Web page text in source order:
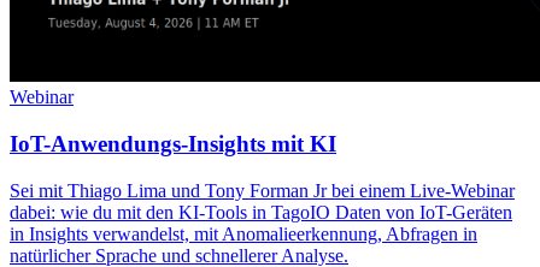
Webinar
IoT-Anwendungs-Insights mit KI
Sei mit Thiago Lima und Tony Forman Jr bei einem Live-Webinar
dabei: wie du mit den KI-Tools in TagoIO Daten von IoT-Geräten
in Insights verwandelst, mit Anomalieerkennung, Abfragen in
natürlicher Sprache und schnellerer Analyse.